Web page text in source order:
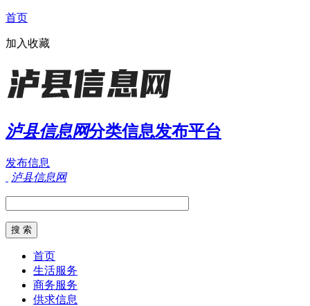
首页
加入收藏
泸县信息网分类信息发布平台
发布信息
泸县信息网
首页
生活服务
商务服务
供求信息